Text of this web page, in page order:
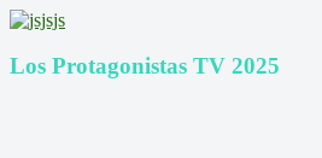
Los Protagonistas TV 2025